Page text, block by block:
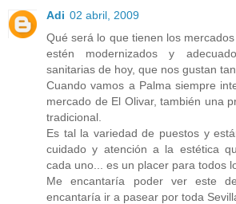
Adi 02 abril, 2009
Qué será lo que tienen los
estén modernizados y
sanitarias de hoy, que nos gustan
Cuando vamos a Palma siempre
mercado de El Olivar, también una
tradicional.
Es tal la variedad de puestos y
cuidado y atención a la estética
cada uno... es un placer para todos
Me encantaría poder ver este
encantaría ir a pasear por toda